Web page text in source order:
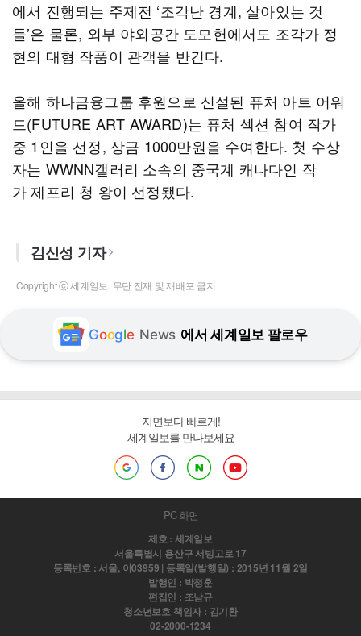
에서 진행되는 주제전 ‘조각난 경계, 살아있는 것
들’은 물론, 외부 야외공간 도모헌에서도 조각가 정
현의 대형 작품이 관객을 반긴다.
올해 하나금융그룹 후원으로 신설된 퓨처 아트 어워
드(FUTURE ART AWARD)는 퓨처 섹션 참여 작가
중 1인을 선정, 상금 1000만원을 수여한다. 첫 수상
자는 WWNN갤러리 소속의 중국계 캐나다인 작
가 제프리 청 왕이 선정됐다.
김신성 기자
Copyright ⓒ 세계일보. 무단 전재 및 재배포 금지
Google News 에서 세계일보 팔로우
지면보다 빠르게!
세계일보를 만나보세요
PC 화면
제호 : 세계일보
서울특별시 용산구 서빙고로 17
등록번호 : 서울, 아03959 | 등록일(발행일) : 2015년 11월 2일
발행인 : 박정훈
편집인 : 조남규
청소년보호 책임자 : 김기환
02-2000-1234